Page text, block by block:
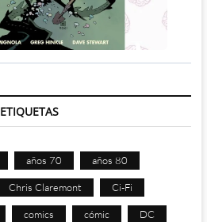
ETIQUETAS
años 70 años 80
Chris Claremont Ci-Fi
comics cómic DC